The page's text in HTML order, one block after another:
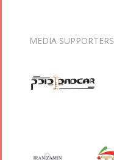
MEDIA SUPPORTERS